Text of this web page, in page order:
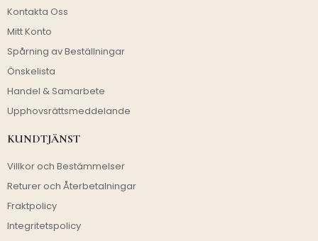
Kontakta Oss
Mitt Konto
Spårning av Beställningar
Önskelista
Handel & Samarbete
Upphovsrättsmeddelande
KUNDTJÄNST
Villkor och Bestämmelser
Returer och Återbetalningar
Fraktpolicy
Integritetspolicy